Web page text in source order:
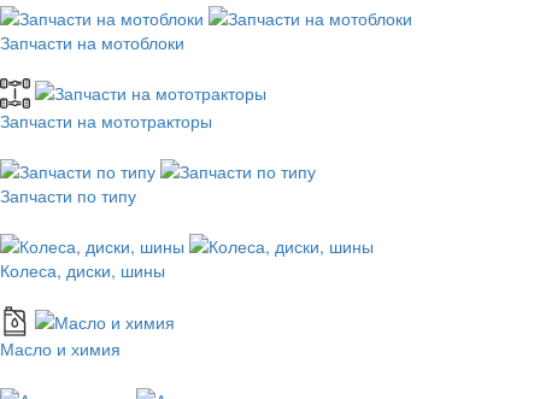
Запчасти на мотоблоки
Запчасти на мототракторы
Запчасти по типу
Колеса, диски, шины
Масло и химия